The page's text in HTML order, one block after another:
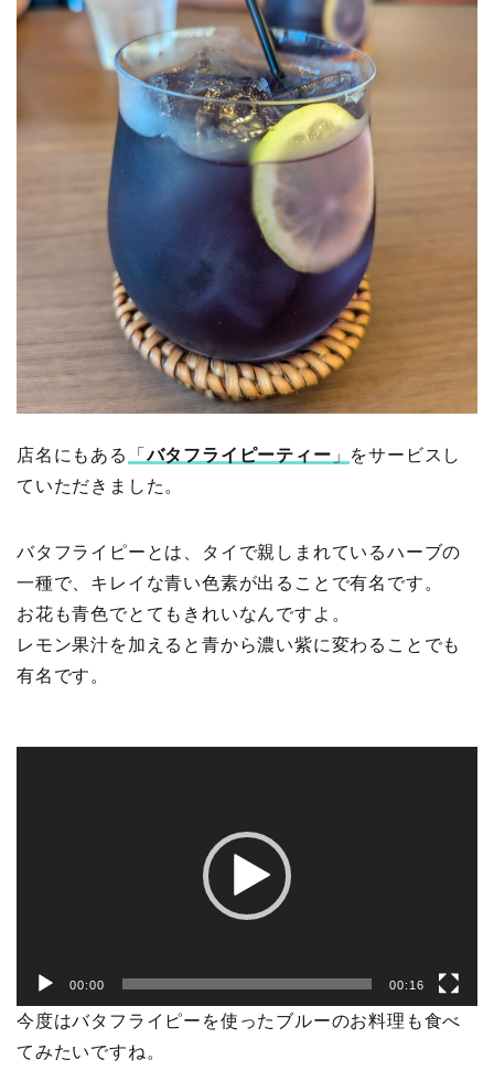
店名にもある 「バタフライピーティー 」 をサービスし
ていただきました。
バタフライピーとは、タイで親しまれているハーブの
一種で、キレイな青い色素が出ることで有名です。
お花も青色でとてもきれいなんですよ。
レモン果汁を加えると青から濃い紫に変わることでも
有名です。
00:00 00:16
今度はバタフライピーを使ったブルーのお料理も食べ
てみたいですね。